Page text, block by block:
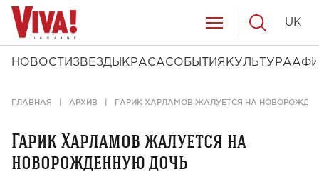
НОВОСТИ ЗВЕЗДЫ КРАСАСОБЫТИЯ КУЛЬТУРА
UK
ГЛАВНАЯ АРХИВ ГАРИК ХАРЛАМОВ ЖАЛУЕТСЯ НА
Гарик Харламов жалуется на
новорожденную дочь